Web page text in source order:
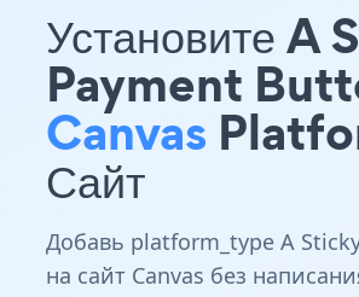
Установите A
Payment
Canvas
Сайт
Добавь platform_type A
на сайт Canvas без